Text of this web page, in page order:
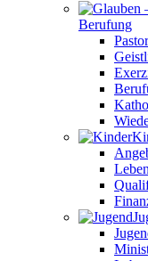
Berufung